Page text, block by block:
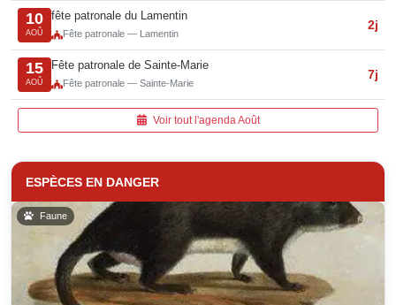
10
AOÛ
fête patronale du Lamentin
Fête patronale — Lamentin
2j
15
AOÛ
Fête patronale de Sainte-Marie
Fête patronale — Sainte-Marie
7j
Voir tout l'agenda Août
ESPÈCES EN DANGER
Faune